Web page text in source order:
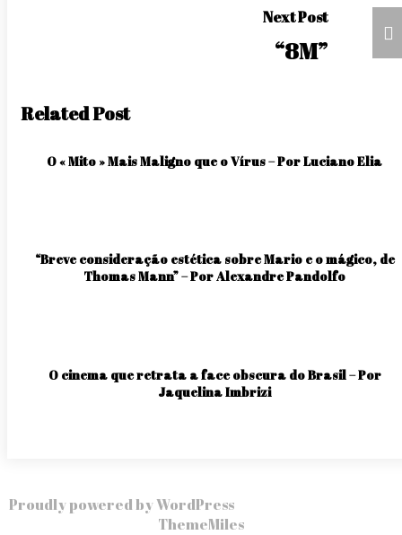
Next Post
“8M”
Related Post
O « Mito » Mais Maligno que o Vírus – Por Luciano Elia
“Breve consideração estética sobre Mario e o mágico, de
Thomas Mann” – Por Alexandre Pandolfo
O cinema que retrata a face obscura do Brasil – Por
Jaquelina Imbrizi
Proudly powered by WordPress
ThemeMiles